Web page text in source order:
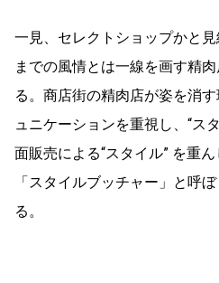
一見、セレクトショップかと
までの風情とは一線を画す精
る。商店街の精肉店が姿を消
ュニケーションを重視し、“ス
面販売による“スタイル” を重
「スタイルブッチャー」と呼
る。